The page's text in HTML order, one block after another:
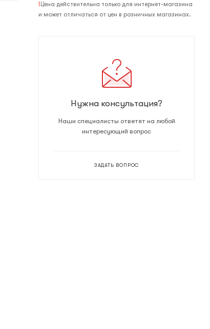
! Цена действительна только для интернет-магазина
и может отличаться от цен в розничных магазинах.
Нужна консультация?
Наши специалисты ответят на любой
интересующий вопрос
ЗАДАТЬ ВОПРОС